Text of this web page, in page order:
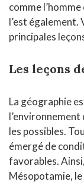
comme
l’est également.
principales
Les leçons
La géographie
les possibles.
émergé de
favorables.
Mésopotamie,